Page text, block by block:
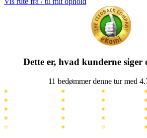
Dette er, hvad kunderne siger
11 bedømmer denne tur med